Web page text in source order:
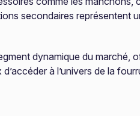
secondaires représentent
dynamique du
à l’univers de la